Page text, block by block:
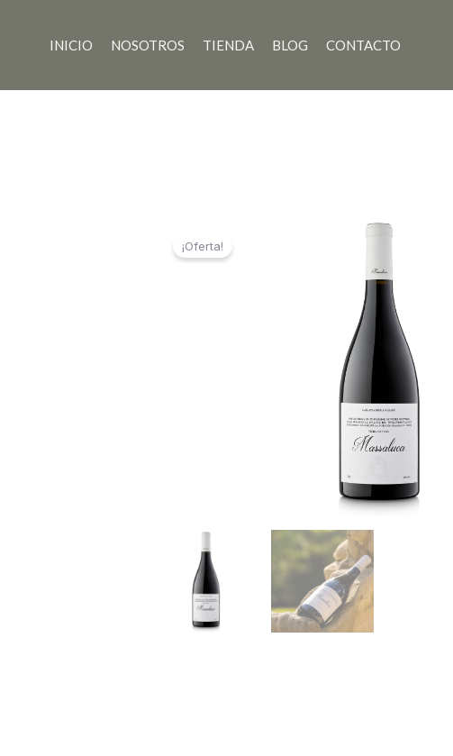
contenidoINICIO NOSOTROS TIENDA BLOG CONTACTO
¡Oferta!